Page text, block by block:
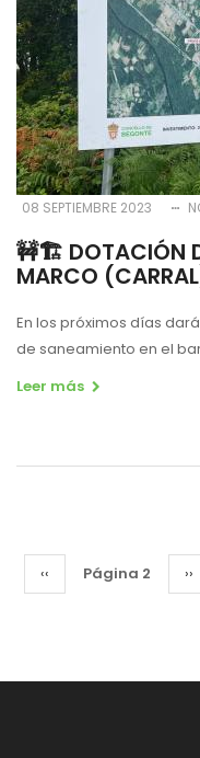
08 SEPTIEMBRE 2023
🚧🏗 DOTACIÓN
MARCO
En los próximos días
de saneamiento en el
Leer más
Paginación
Página
anterior
‹‹ Página 2 ››